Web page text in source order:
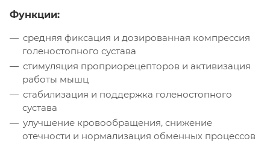
Функции:
средняя фиксация и дозированная компрессия
голеностопного сустава
стимуляция проприорецепторов и активизация
работы мышц
стабилизация и поддержка голеностопного
сустава
улучшение кровообращения, снижение
отечности и нормализация обменных процессов